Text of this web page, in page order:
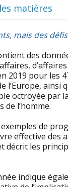
matières
mais des
des
2019 pour les
l’Europe, ainsi
octroyée par
l’homme.
de
effective des
décrit les
indique